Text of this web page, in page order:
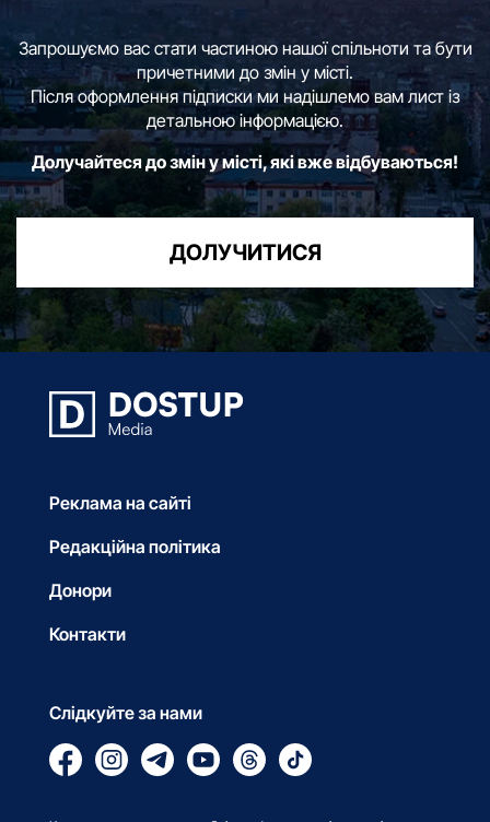
Запрошуємо вас стати частиною нашої спільноти та бути
причетними до змін у місті.
Після оформлення підписки ми надішлемо вам лист із
детальною інформацією.
Долучайтеся до змін у місті, які вже відбуваються!
ДОЛУЧИТИСЯ
Реклама на сайті
Редакційна політика
Донори
Контакти
Слідкуйте за нами